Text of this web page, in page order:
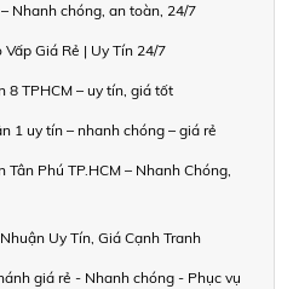
Nhanh chóng, an toàn, 24/7
Giá Rẻ | Uy Tín 24/7
8 TPHCM – uy tín, giá tốt
1 uy tín – nhanh chóng – giá rẻ
Tân Phú TP.HCM – Nhanh Chóng,
Uy Tín, Giá Cạnh Tranh
giá rẻ - Nhanh chóng - Phục vụ